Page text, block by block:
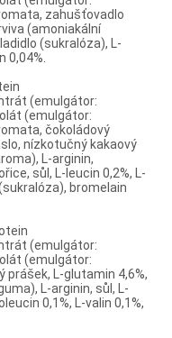
zahušťovadlo
(amoniakální
(sukralóza), L-
0,04%.
(emulgátor:
(emulgátor:
čokoládový
nízkotučný kakaový
L-arginin,
sůl, L-leucin 0,2%, L-
bromelain
(emulgátor:
(emulgátor:
prášek, L-glutamin 4,6%,
L-arginin, sůl, L-
0,1%, L-valin 0,1%,